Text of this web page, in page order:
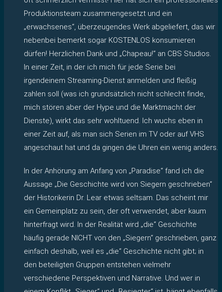
Produktionsteam zusammengesetzt und ein
„erwachsenes“, überzeugendes Werk abgeliefert, das wir
nebenbei bemerkt sogar KOSTENLOS konsumieren
dürfen! Herzlichen Dank und „Chapeau!“ an CBS Studios.
In einer Zeit, in der ich mich für jede Serie bei
irgendeinem Streaming-Dienst anmelden und fleißig
zahlen soll (was ich grundsätzlich nicht schlecht finde,
mich stören aber der Hype und die Marktmacht der
Dienste), wirkt das sehr wohltuend. Ich wuchs eben in
einer Zeit auf, als man sich Serien im TV oder auf VHS
angeschaut hat und da gingen die Uhren ein wenig anders.
In der Anhörung am Anfang von „Paradise“ fand ich die
Aussage „Die Geschichte wird von Siegern geschrieben“
der Historikerin Dr. Lear etwas seltsam. Das scheint mir
ein Gemeinplatz zu sein, der oft verwendet, aber kaum
hinterfragt wird. In der Realität wird „die“ Geschichte
häufig gerade NICHT von den „Siegern“ geschrieben, ganz
einfach deshalb, weil es „die“ Geschichte nicht gibt; in
den beteiligten Gruppen entstehen vielmehr
verschiedene Perspektiven und Narrative. Und wer in